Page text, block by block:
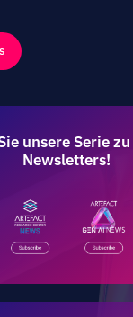
unsere Serie
Newsletters!